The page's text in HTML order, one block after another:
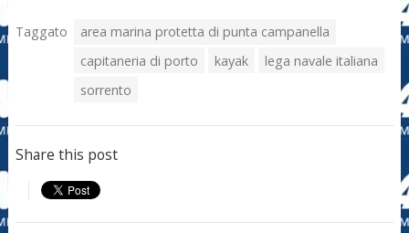
Taggato
area marina protetta di punta campanella
capitaneria di porto
kayak
lega navale italiana
sorrento
Share this post